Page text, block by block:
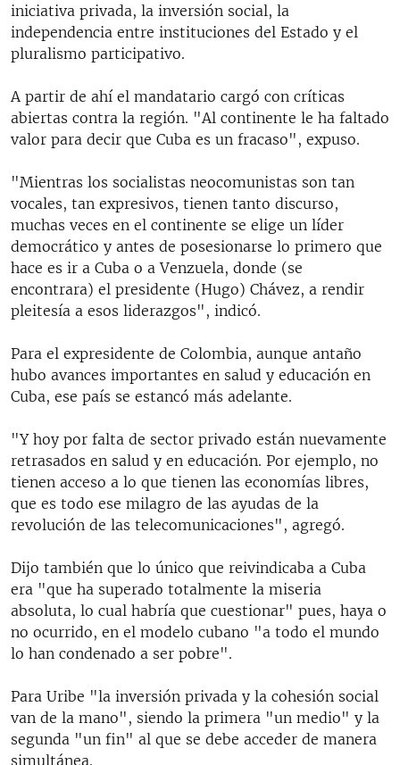
iniciativa privada, la inversión social, la
independencia entre instituciones del Estado y el
pluralismo participativo.
A partir de ahí el mandatario cargó con críticas
abiertas contra la región. "Al continente le ha faltado
valor para decir que Cuba es un fracaso", expuso.
"Mientras los socialistas neocomunistas son tan
vocales, tan expresivos, tienen tanto discurso,
muchas veces en el continente se elige un líder
democrático y antes de posesionarse lo primero que
hace es ir a Cuba o a Venzuela, donde (se
encontrara) el presidente (Hugo) Chávez, a rendir
pleitesía a esos liderazgos", indicó.
Para el expresidente de Colombia, aunque antaño
hubo avances importantes en salud y educación en
Cuba, ese país se estancó más adelante.
"Y hoy por falta de sector privado están nuevamente
retrasados en salud y en educación. Por ejemplo, no
tienen acceso a lo que tienen las economías libres,
que es todo ese milagro de las ayudas de la
revolución de las telecomunicaciones", agregó.
Dijo también que lo único que reivindicaba a Cuba
era "que ha superado totalmente la miseria
absoluta, lo cual habría que cuestionar" pues, haya o
no ocurrido, en el modelo cubano "a todo el mundo
lo han condenado a ser pobre".
Para Uribe "la inversión privada y la cohesión social
van de la mano", siendo la primera "un medio" y la
segunda "un fin" al que se debe acceder de manera
simultánea.